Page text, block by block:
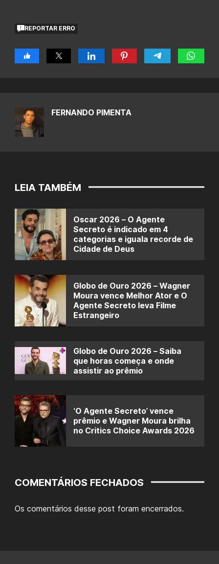
REPORTAR ERRO
FERNANDO PIMENTA
LEIA TAMBÉM
Oscar 2026 – O Agente
Secreto é indicado em 4
categorias e iguala recorde de
Cidade de Deus
Globo de Ouro 2026 – Wagner
Moura vence Melhor Ator e O
Agente Secreto leva Filme
Estrangeiro
Globo de Ouro 2026 – Saiba
que horas começa e onde
assistir ao prêmio
‘O Agente Secreto’ vence
prêmio e Wagner Moura brilha
no Critics Choice Awards 2026
COMENTÁRIOS FECHADOS
Os comentários desse post foram encerrados.